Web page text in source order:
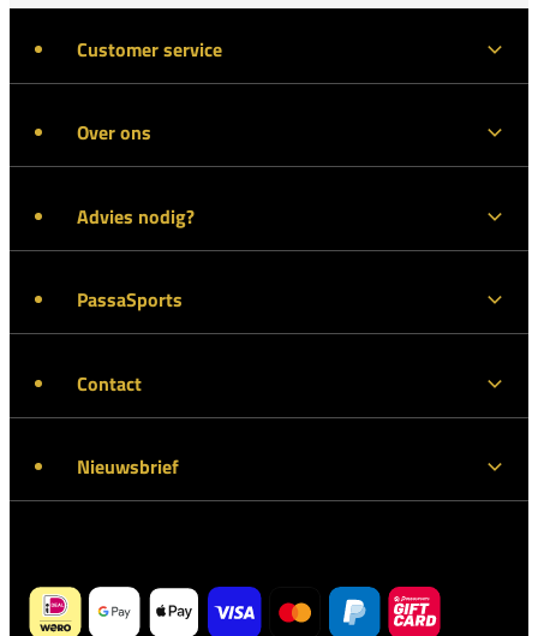
Customer service
Over ons
Advies nodig?
PassaSports
Contact
Nieuwsbrief